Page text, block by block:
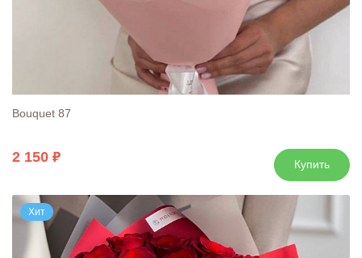
Bouquet 87
2 150 Купить
Хит